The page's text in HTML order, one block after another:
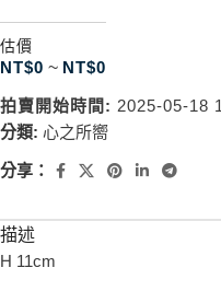
估價
NT$0 ~ NT$0
拍賣開始時間: 2025-05-18
分類: 心之所嚮
分享：
描述
H 11cm